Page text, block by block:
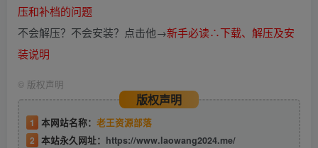
压和补档的问题
不会解压？不会安装？点击他→新手必读∴下载、解压及安
装说明
© 版权声明
版权声明
1 本网站名称： 老王资源部落
2 本站永久网址： https://www.laowang2024.me/